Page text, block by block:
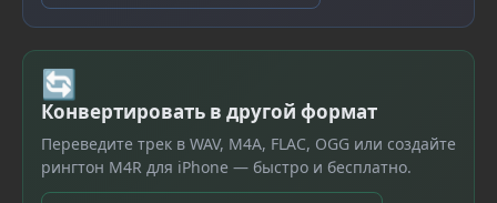
🔄
Конвертировать в другой формат
Переведите трек в WAV, M4A, FLAC, OGG или создайте
рингтон M4R для iPhone — быстро и бесплатно.